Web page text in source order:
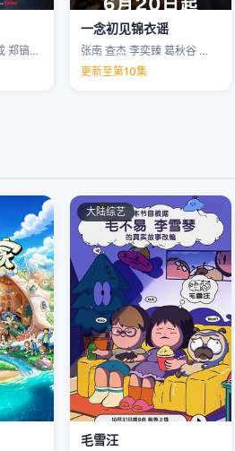
李连福 金浩允 金民成 郑镐泳 …
一念初见锦衣谣
张南 查杰 李奕臻 葛秋谷 …
更新至第10集
大陆综艺
毛雪汪